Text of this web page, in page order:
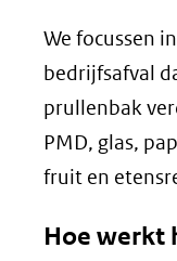
We focussen
bedrijfsafval
prullenbak
PMD, glas,
fruit en
Hoe werkt